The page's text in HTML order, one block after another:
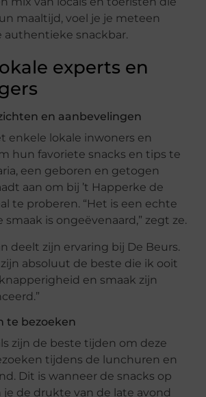
maaltijd, voel je je meteen
authentieke snackbar.
experts en
en aanbevelingen
enkele lokale inwoners en
hun favoriete snacks en tips te
een geboren en getogen
aan om bij ’t Happerke de
te proberen. “Het is een echte
smaak is ongeëvenaard,” zegt ze.
deelt zijn ervaring bij De Beurs.
absoluut de beste die ik ooit
en smaak zijn
te bezoeken
zijn de beste tijden om deze
tijdens de lunchuren en
Dit is wanneer de snacks op
je de drukte van de late avond